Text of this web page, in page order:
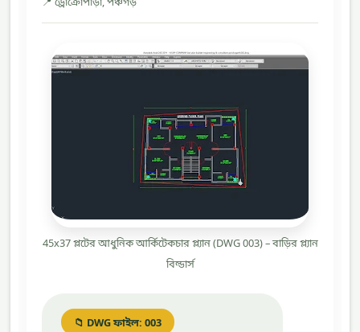
45x37 প্লটের আধুনিক আর্কিটেকচার প্ল্যান (DWG 003) – বাড়ির প্ল্যান
বিল্ডার্স
📁 DWG ফাইল: 003